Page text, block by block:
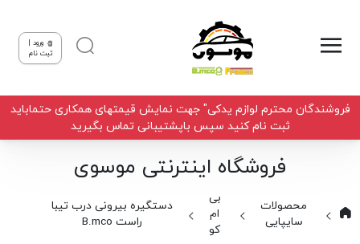
ورود |
ثبت نام
فروشندگان محترم لوازم یدکی" جهت نمایش قیمتهای همکاری حتماباید
ثبت نام کنید سپس باپشتیبانی تماس بگیرید
فروشگاه اینترنتی موسوی
محصولات
سایپایی
بی
ام
کو
دستگیره بیرونی درب تیبا
راست B.mco